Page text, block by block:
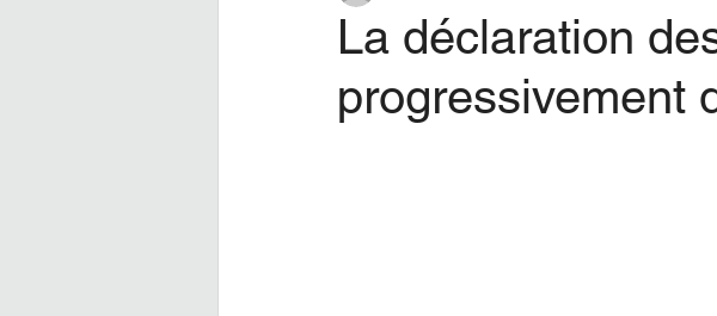
La déclaration
progressivement